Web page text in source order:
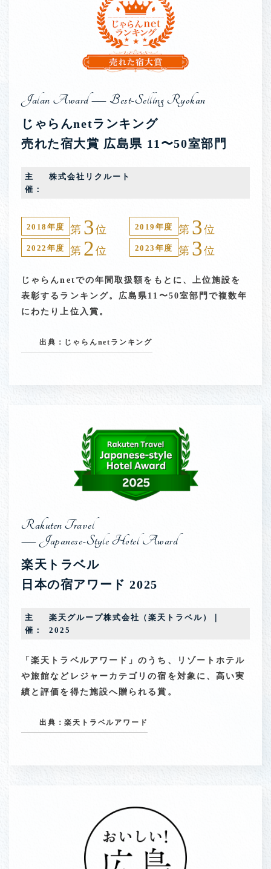
Jalan Award — Best-Selling Ryokan
じゃらんnetランキング
売れた宿大賞 広島県 11〜50室部門
主
催：
株式会社リクルート
2018年度 第 3位 2019年度 第 3位
2022年度 第 2 位 2023年度 第 3位
じゃらんnetでの年間取扱額をもとに、上位施設を
表彰するランキング。広島県11〜50室部門で複数年
にわたり上位入賞。
出典：じゃらんnetランキング
Rakuten Travel
— Japanese-Style Hotel Award
楽天トラベル
日本の宿アワード 2025
主
催：
楽天グループ株式会社（楽天トラベル）｜
2025
「楽天トラベルアワード」のうち、リゾートホテル
や旅館などレジャーカテゴリの宿を対象に、高い実
績と評価を得た施設へ贈られる賞。
出典：楽天トラベルアワード